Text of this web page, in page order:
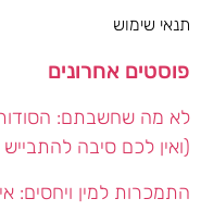
תנאי שימוש
פוסטים אחרונים
לא מה שחשבתם:
(ואין לכם סיבה
התמכרות למין ויחסים: